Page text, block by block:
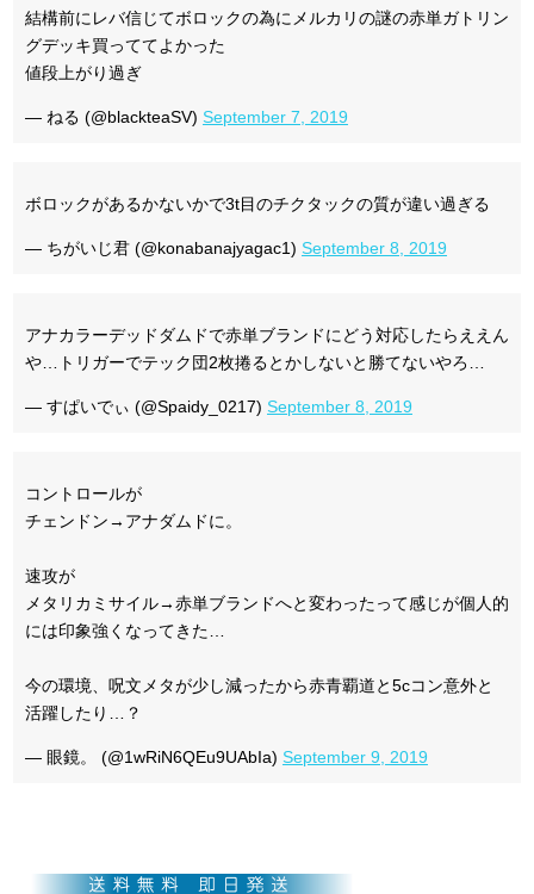
結構前にレバ信じてボロックの為にメルカリの謎の赤単ガトリン
グデッキ買っててよかった
値段上がり過ぎ
— ねる (@blackteaSV) September 7, 2019
ボロックがあるかないかで3t目のチクタックの質が違い過ぎる
— ちがいじ君 (@konabanajyagac1) September 8, 2019
アナカラーデッドダムドで赤単ブランドにどう対応したらええん
や…トリガーでテック団2枚捲るとかしないと勝てないやろ…
— すぱいでぃ (@Spaidy_0217) September 8, 2019
コントロールが
チェンドン→アナダムドに。
速攻が
メタリカミサイル→赤単ブランドへと変わったって感じが個人的
には印象強くなってきた…
今の環境、呪文メタが少し減ったから赤青覇道と5cコン意外と
活躍したり…？
— 眼鏡。 (@1wRiN6QEu9UAbIa) September 9, 2019